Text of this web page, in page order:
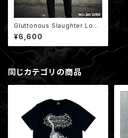
Gluttonous Slaughter Logo
Long Sleeve
¥6,600
同じカテゴリの商品